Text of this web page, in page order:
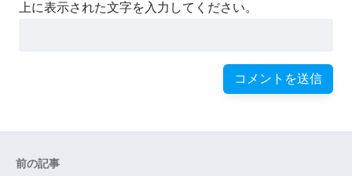
上に表示された文字を入力してください。
前の記事